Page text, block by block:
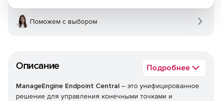
Описание Подробнее
ManageEngine Endpoint Central – это унифицированное
решение для управления конечными точками и
Поможем с выбором